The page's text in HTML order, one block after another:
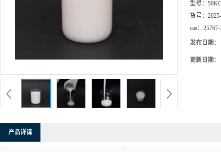
型号：
货号：
cas：
发布日期：
更新日期：
产品详请